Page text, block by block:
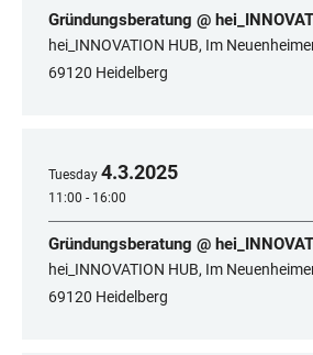
Gründungsberatung @
hei_INNOVATION HUB, Im
69120 Heidelberg
Tuesday 4.3.2025
11:00 - 16:00
Gründungsberatung @
hei_INNOVATION HUB, Im
69120 Heidelberg